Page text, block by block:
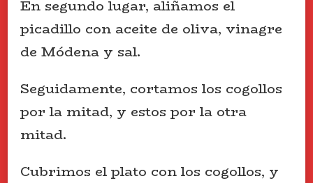
En segundo lugar, aliñamos el
picadillo con aceite de oliva, vinagre
de Módena y sal.
Seguidamente, cortamos los cogollos
por la mitad, y estos por la otra
mitad.
Cubrimos el plato con los cogollos, y